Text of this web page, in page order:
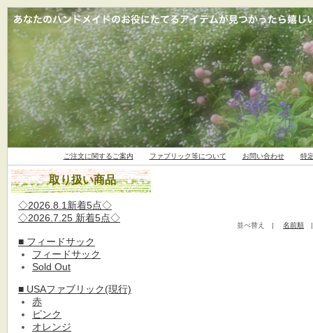
ご注文に関するご案内 ファブリック等について お問い合わせ 特
取り扱い商品
◇2026.8.1新着5点◇
◇2026.7.25 新着5点◇
■ フィードサック
フィードサック
Sold Out
■ USAファブリック(現行)
赤
ピンク
オレンジ
並べ替え | 名前順